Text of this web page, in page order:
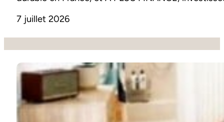
7 juillet 2026